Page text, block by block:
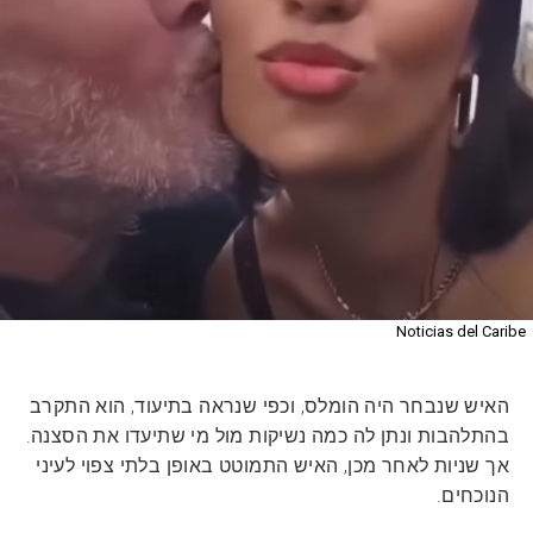
האיש שנבחר היה הומלס, וכפי שנראה בתיעוד, הוא התקרב
בהתלהבות ונתן לה כמה נשיקות מול מי שתיעדו את הסצנה.
אך שניות לאחר מכן, האיש התמוטט באופן בלתי צפוי לעיני
הנוכחים.